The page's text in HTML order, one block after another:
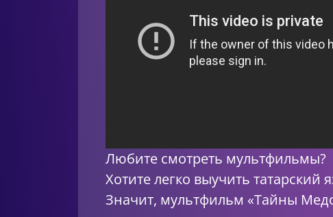
Любите смотреть мультфильмы?
Хотите легко выучить татарский
Значит, мультфильм «Тайны